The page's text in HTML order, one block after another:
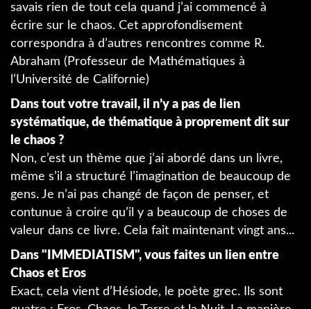
savais rien de tout cela quand j’ai commencé à
écrire sur le chaos. Cet approfondisement
correspondra à d’autres rencontres comme R.
Abraham (Professeur de Mathématiques à
l’Université de Californie)
Dans tout votre travail, il n’y a pas de lien
systématique, de thématique à proprement dit sur
le chaos ?
Non, c’est un thème que j’ai abordé dans un livre,
même s’il a structuré l’imagination de beaucoup de
gens. Je n’ai pas changé de façon de penser, et
contunue à croire qu’il y a beaucoup de choses de
valeur dans ce livre. Cela fait maintenant vingt ans...
Dans "IMMEDIATISM", vous faites un lien entre
Chaos et Eros
Exact, cela vient d’Hésiode, le poète grec. Ils sont